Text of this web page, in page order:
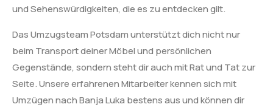
und Sehenswürdigkeiten, die es zu entdecken gilt.
Das Umzugsteam Potsdam unterstützt dich nicht nur
beim Transport deiner Möbel und persönlichen
Gegenstände, sondern steht dir auch mit Rat und Tat zur
Seite. Unsere erfahrenen Mitarbeiter kennen sich mit
Umzügen nach Banja Luka bestens aus und können dir